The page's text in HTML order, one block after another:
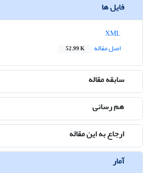
فایل ها
اصل مقاله
52.99 K
سابقه مقاله
هم رسانی
ارجاع به این مقاله
آمار